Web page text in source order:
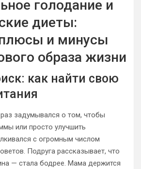
голодание и
диеты:
и минусы
образа жизни
как найти свою
задумывался о том, чтобы
или просто улучшить
с огромным числом
Подруга рассказывает, что
— стала бодрее. Мама держится